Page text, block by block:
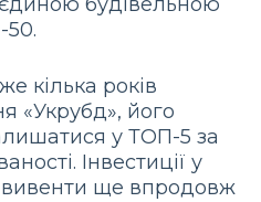
кілька років
«Укрубд», його
у ТОП-5 за
Інвестиції у
ще впродовж